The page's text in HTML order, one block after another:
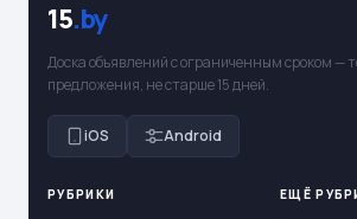
15.by
Доска объявлений с ограниченным сроком —
предложения, не старше 15 дней.
iOS Android
РУБРИКИ ЕЩЁ